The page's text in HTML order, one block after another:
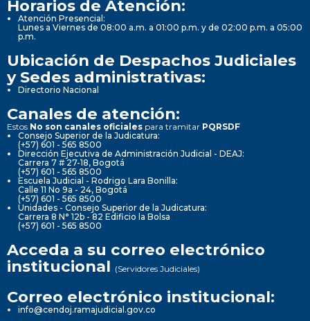
Horarios de Atención:
Atención Presencial:
Lunes a Viernes de 08:00 a.m. a 01:00 p.m. y de 02:00 p.m. a 05:00
p.m.
Ubicación de Despachos Judiciales
y Sedes administrativas:
Directorio Nacional
Canales de atención:
Estos No son canales oficiales para tramitar PQRSDF
Consejo Superior de la Judicatura:
(+57) 601 - 565 8500
Dirección Ejecutiva de Administración Judicial - DEAJ:
Carrera 7 # 27-18, Bogotá
(+57) 601 - 565 8500
Escuela Judicial - Rodrigo Lara Bonilla:
Calle 11 No 9a - 24, Bogotá
(+57) 601 - 565 8500
Unidades - Consejo Superior de la Judicatura:
Carrera 8 N° 12b - 82 Edificio la Bolsa
(+57) 601 - 565 8500
Acceda a su correo electrónico
institucional (Servidores Judiciales)
Correo electrónico institucional:
info@cendoj.ramajudicial.gov.co